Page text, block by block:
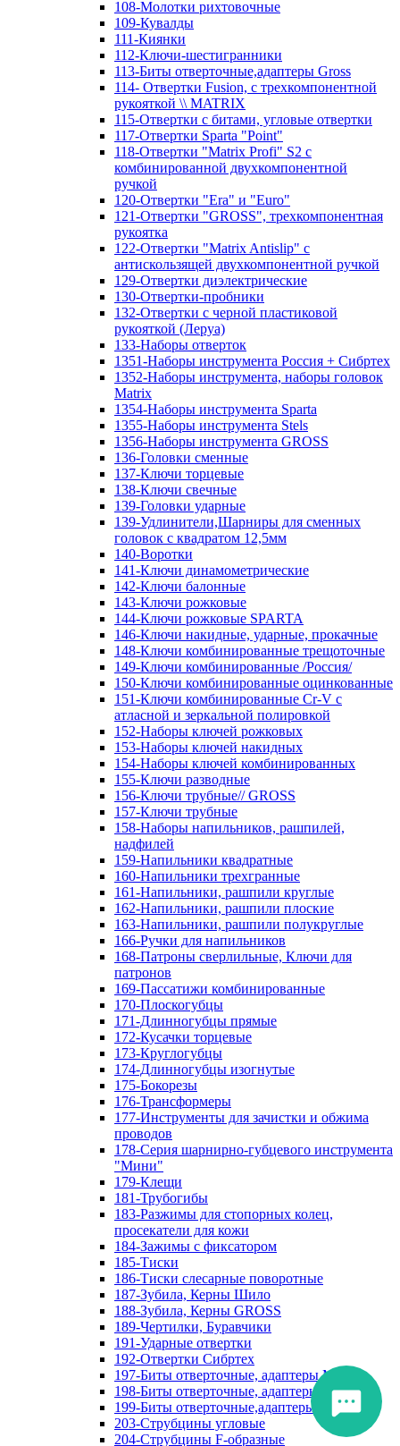
108-Молотки рихтовочные
109-Кувалды
111-Киянки
112-Ключи-шестигранники
113-Биты отверточные,адаптеры Gross
114- Отвертки Fusion, c трехкомпонентной
рукояткой \\ MATRIX
115-Отвертки с битами, угловые отвертки
117-Отвертки Sparta "Point"
118-Отвертки "Matrix Profi" S2 с
комбинированной двухкомпонентной
ручкой
120-Отвертки "Era" и "Euro"
121-Отвертки "GROSS", трехкомпонентная
рукоятка
122-Отвертки "Matrix Antislip" с
антискользящей двухкомпонентной ручкой
129-Отвертки диэлектрические
130-Отвертки-пробники
132-Отвертки с черной пластиковой
рукояткой (Леруа)
133-Наборы отверток
1351-Наборы инструмента Россия + Сибртех
1352-Наборы инструмента, наборы головок
Matrix
1354-Наборы инструмента Sparta
1355-Наборы инструмента Stels
1356-Наборы инструмента GROSS
136-Головки сменные
137-Ключи торцевые
138-Ключи свечные
139-Головки ударные
139-Удлинители,Шарниры для сменных
головок с квадратом 12,5мм
140-Воротки
141-Ключи динамометрические
142-Ключи балонные
143-Ключи рожковые
144-Ключи рожковые SPARTA
146-Ключи накидные, ударные, прокачные
148-Ключи комбинированные трещоточные
149-Ключи комбинированные /Россия/
150-Ключи комбинированные оцинкованные
151-Ключи комбинированные Cr-V с
атласной и зеркальной полировкой
152-Наборы ключей рожковых
153-Наборы ключей накидных
154-Наборы ключей комбинированных
155-Ключи разводные
156-Ключи трубные// GROSS
157-Ключи трубные
158-Наборы напильников, рашпилей,
надфилей
159-Напильники квадратные
160-Напильники трехгранные
161-Напильники, рашпили круглые
162-Напильники, рашпили плоские
163-Напильники, рашпили полукруглые
166-Ручки для напильников
168-Патроны сверлильные, Ключи для
патронов
169-Пассатижи комбинированные
170-Плоскогубцы
171-Длинногубцы прямые
172-Кусачки торцевые
173-Круглогубцы
174-Длинногубцы изогнутые
175-Бокорезы
176-Трансформеры
177-Инструменты для зачистки и обжима
проводов
178-Серия шарнирно-губцевого инструмента
"Мини"
179-Клещи
181-Трубогибы
183-Разжимы для стопорных колец,
просекатели для кожи
184-Зажимы с фиксатором
185-Тиски
186-Тиски слесарные поворотные
187-Зубила, Керны Шило
188-Зубила, Керны GROSS
189-Чертилки, Буравчики
191-Ударные отвертки
192-Отвертки Сибртех
197-Биты отверточные, адаптеры Matrix
198-Биты отверточные, адаптеры Прочие
199-Биты отверточные,адаптеры Сибртех
203-Струбцины угловые
204-Струбцины F-образные